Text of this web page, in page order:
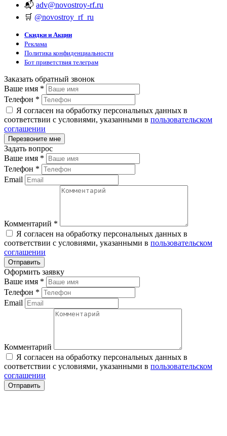
📬 adv@novostroy-rf.ru
🛒 @novostroy_rf_ru
Скидки и Акции
Реклама
Политика конфиденциальности
Бот приветствия телеграм
Заказать обратный звонок
Ваше имя *
Телефон *
Я согласен на обработку персональных данных в
соответствии с условиями, указанными в пользовательском
соглашении
Задать вопрос
Ваше имя *
Телефон *
Email
Комментарий *
Я согласен на обработку персональных данных в
соответствии с условиями, указанными в пользовательском
соглашении
Оформить заявку
Ваше имя *
Телефон *
Email
Комментарий
Я согласен на обработку персональных данных в
соответствии с условиями, указанными в пользовательском
соглашении